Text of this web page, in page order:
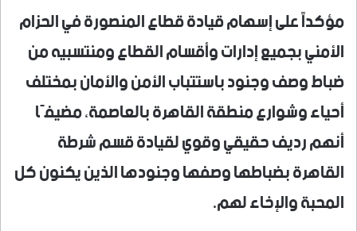
مؤكداً على إسهام قيادة قطاع المنصورة في الحزام
الأمني بجميع إدارات وأقسام القطاع ومنتسبيه من
ضباط وصف وجنود باستتباب الأمن والأمان بمختلف
أحياء وشوارع منطقة القاهرة بالعاصمة، مضيفًا
أنهم رديف حقيقي وقوي لقيادة قسم شرطة
القاهرة بضباطها وصفها وجنودها الذين يكنون كل
المحبة والإخاء لهم.